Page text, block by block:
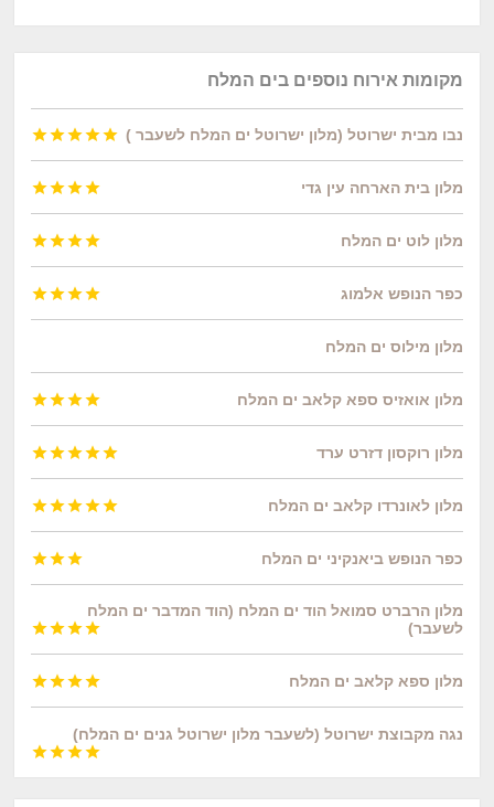
מקומות אירוח נוספים בים המלח
נבו מבית ישרוטל (מלון ישרוטל ים המלח לשעבר ) 




מלון בית הארחה עין גדי 



מלון לוט ים המלח 



כפר הנופש אלמוג 



מלון מילוס ים המלח
מלון אואזיס ספא קלאב ים המלח 



מלון רוקסון דזרט ערד 




מלון לאונרדו קלאב ים המלח 




כפר הנופש ביאנקיני ים המלח 


מלון הרברט סמואל הוד ים המלח (הוד המדבר ים המלח
לשעבר)




מלון ספא קלאב ים המלח 



נגה מקבוצת ישרוטל (לשעבר מלון ישרוטל גנים ים המלח)



